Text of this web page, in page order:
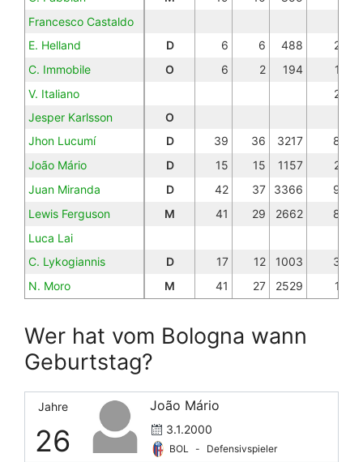
Francesco Castaldo
E. Helland
D 6 6 488
2
C. Immobile
O 6 2 194
1
V. Italiano
2
Jesper Karlsson
O
Jhon Lucumí
D 39 36 3217
8
João Mário
D 15 15 1157
2
Juan Miranda
D 42 37 3366
9
Lewis Ferguson
M 41 29 2662
8
Luca Lai
C. Lykogiannis
D 17 12 1003
3
N. Moro
M 41 27 2529
1
R. Orsolini
O 48 30 2673
Petar Markovic
Remo Freuler
M 39
Riccardo Gnudi
J. Rowe
O 40 26
Wer hat vom Bologna wann
Geburtstag?
Jahre
26
João Mário
3.1.2000
BOL - Defensivspieler